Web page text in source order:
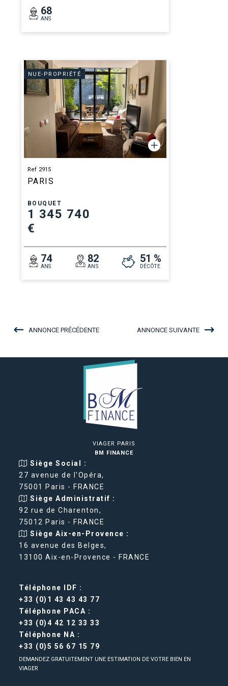
68
ANS
NUE-PROPRIÉTÉ
Ref 2915
PARIS
BOUQUET
1 345 740
€
74
ANS
82
ANS
51 %
DÉCÔTE
ANNONCE PRÉCÉDENTE ANNONCE SUIVANTE
VIAGER PARIS
BM FINANCE
Siège Social :
27 avenue de l'Opéra,
75001 Paris - FRANCE
Siège Administratif :
92 rue de Charenton,
75012 Paris - FRANCE
Siège Aix-en-Provence :
16 avenue des Belges,
13100 Aix-en-Provence - FRANCE
Téléphone IDF :
+33 (0)1 43 43 43 77
Téléphone PACA :
+33 (0)4 42 12 33 33
Téléphone NA :
+33 (0)5 56 67 15 79
DEMANDEZ GRATUITEMENT UNE ESTIMATION DE VOTRE BIEN EN
VIAGER